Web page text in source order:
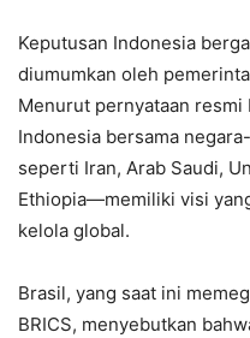
Keputusan Indonesia
diumumkan oleh
Menurut pernyataan
Indonesia bersama
seperti Iran, Arab Saudi,
Ethiopia—memiliki visi
kelola global.
Brasil, yang saat ini
BRICS, menyebutkan